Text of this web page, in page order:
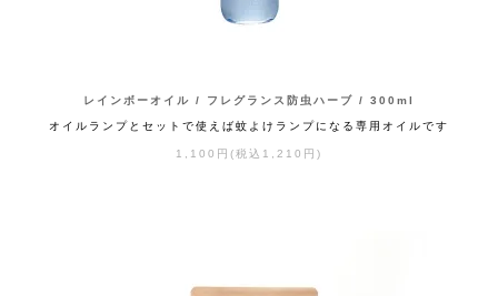
レインボーオイル / フレグランス防虫ハーブ / 300ml
オイルランプとセットで使えば蚊よけランプになる専用オイルです
1,100円(税込1,210円)